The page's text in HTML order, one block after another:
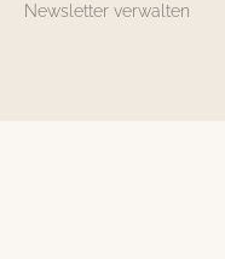
Newsletter verwalten